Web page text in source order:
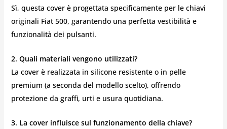
Sì, questa cover è progettata specificamente per le chiavi
originali Fiat 500, garantendo una perfetta vestibilità e
funzionalità dei pulsanti.
2. Quali materiali vengono utilizzati?
La cover è realizzata in silicone resistente o in pelle
premium (a seconda del modello scelto), offrendo
protezione da graffi, urti e usura quotidiana.
3. La cover influisce sul funzionamento della chiave?